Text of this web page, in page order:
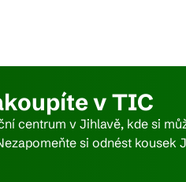
Praktické info
Kam vyrazit
v TIC
centrum v Jihlavě, kde si
si odnést kousek